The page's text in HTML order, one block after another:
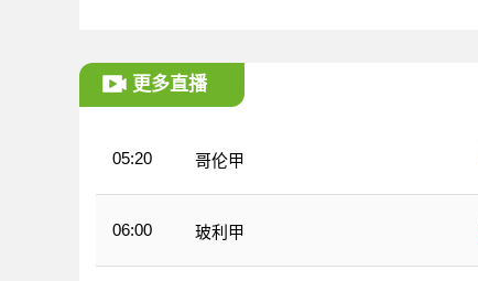
更多直播
05:20 哥伦甲
06:00 玻利甲